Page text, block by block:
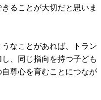
ることが大切だと思いま
なことがあれば、トラン
、同じ指向を持つ子ども
尊心を育むことにつなが